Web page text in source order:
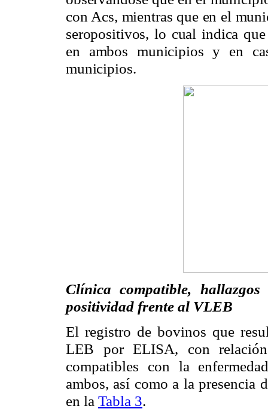
con Acs, mientras que en el
seropositivos, lo cual indica
en ambos municipios y en
municipios.
Clínica compatible,
positividad frente al VLEB
El registro de bovinos que
LEB por ELISA, con
compatibles con la
ambos, así como a la presencia
en la Tabla 3.